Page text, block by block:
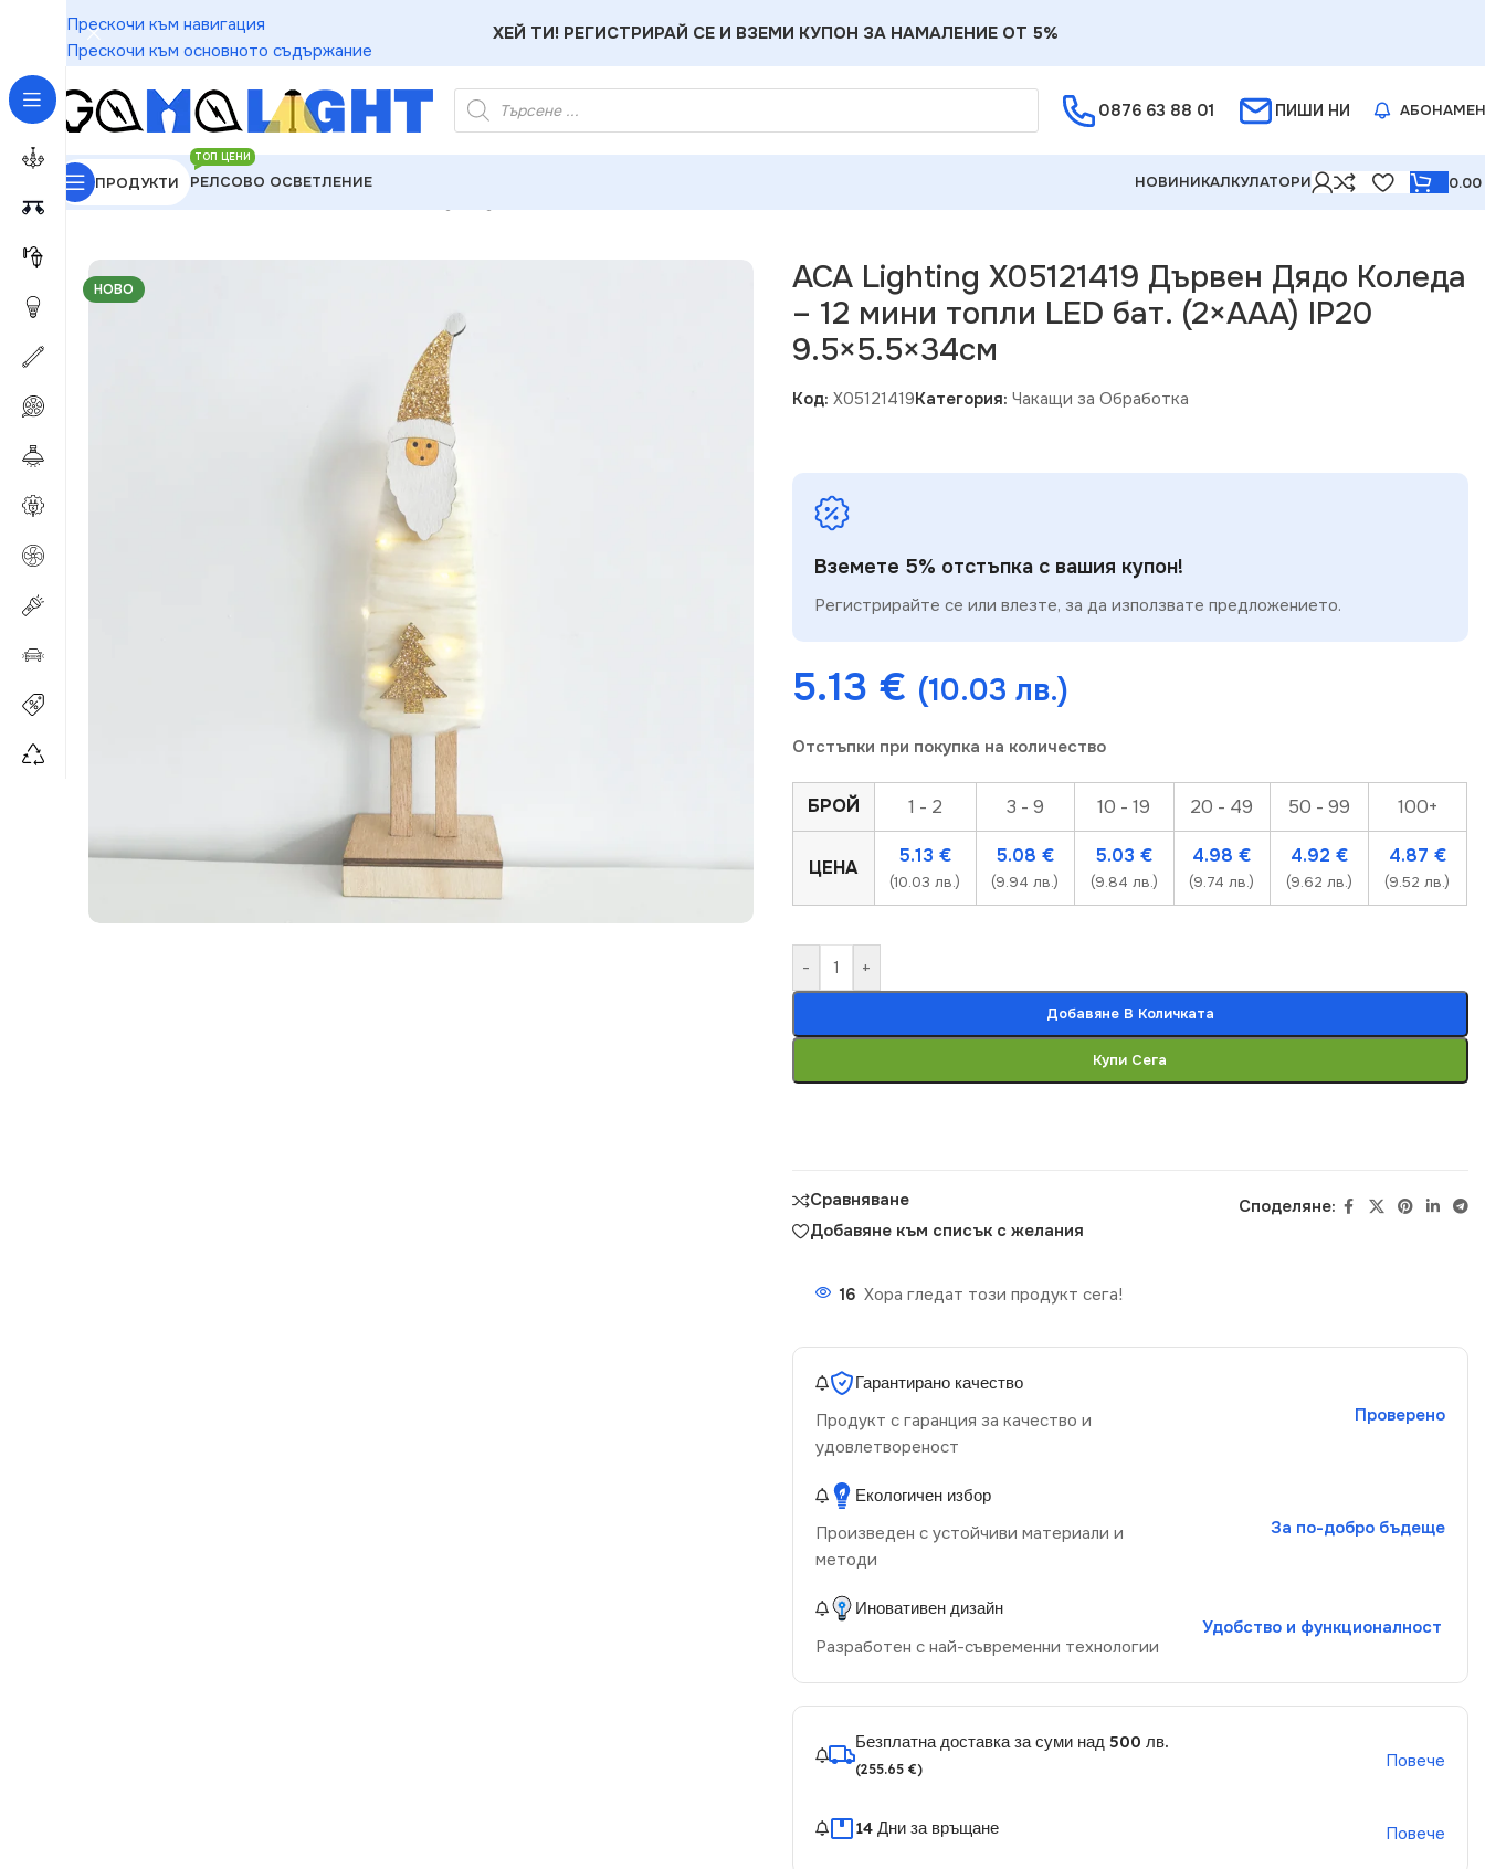
Прескочи към навигация
Прескочи към основното съдържание
ХЕЙ ТИ! РЕГИСТРИРАЙ СЕ И ВЗЕМИ КУПОН ЗА НАМАЛЕНИЕ ОТ 5%
0876 63 88 01 ПИШИ НИ
ПРОДУКТИ РЕЛСОВО ОСВЕТЛЕНИЕ
ТОП ЦЕНИ
НОВИНИКАЛКУЛАТОРИ 0.00
GAMALIGHT»
НОВО
ACA Lighting X05121419 Дървен Дядо Коледа
– 12 мини топли LED бат. (2×AAA) IP20
9.5×5.5×34см
Код: X05121419Категория: Чакащи за Обработка
Вземете 5% отстъпка с вашия купон!
Регистрирайте се или влезте, за да използвате предложението.
5.13 € (10.03 лв.)
Отстъпки при покупка на количество
БРОЙ 1 - 2 3 - 9 10 - 19 20 - 49 50 - 99 100+
ЦЕНА
5.13 €
(10.03 лв.)
5.08 €
(9.94 лв.)
5.03 €
(9.84 лв.)
4.98€
(9.74 лв.)
4.92 €
(9.62 лв.)
4.87 €
(9.52 лв.)
- +
Добавяне В Количката
Купи Сега
Сравняване
Добавяне към списък с желания
Споделяне:
16 Хора гледат този продукт сега!
Гарантирано качество
Продукт с гаранция за качество и
удовлетвореност
Проверено
Екологичен избор
Произведен с устойчиви материали и
методи
За по-добро бъдеще
Иновативен дизайн
Разработен с най-съвременни технологии
Удобство и функционалност
Безплатна доставка за суми над 500 лв.
(255.65 €) Повече
14 Дни за връщане Повече